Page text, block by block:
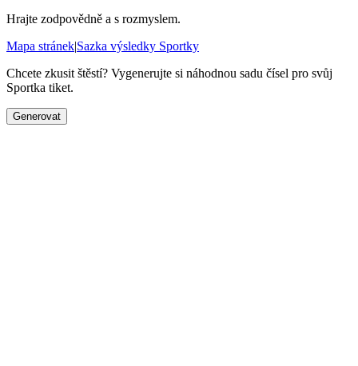
Hrajte zodpovědně a s rozmyslem.
Mapa stránek|Sazka výsledky Sportky
Chcete zkusit štěstí? Vygenerujte si náhodnou sadu čísel pro svůj
Sportka tiket.
Generovat